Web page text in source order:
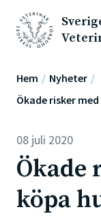
Hem
Nyheter
Ökade risker
08 juli 2020
Ökade
köpa